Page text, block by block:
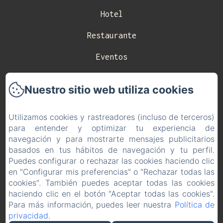
Hotel
Restaurante
Eventos
Política de privacidad
Información legal
Información sobre cookies
EN
ES
Desarrollado con Amenitiz
Nuestro sitio web utiliza cookies
Utilizamos cookies y rastreadores (incluso de terceros)
para entender y optimizar tu experiencia de
navegación y para mostrarte mensajes publicitarios
basados en tus hábitos de navegación y tu perfil.
Puedes configurar o rechazar las cookies haciendo clic
en "Configurar mis preferencias" o "Rechazar todas las
cookies". También puedes aceptar todas las cookies
haciendo clic en el botón "Aceptar todas las cookies".
Para más información, puedes leer nuestra Política de
privacidad.